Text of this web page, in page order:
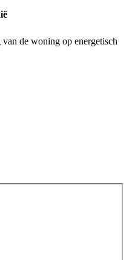
de woning op energetisch